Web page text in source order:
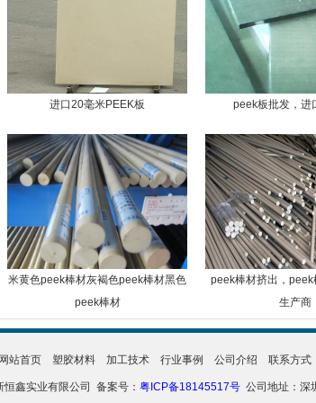
进口20毫米PEEK板 peek板批发，进
米黄色peek棒材灰褐色peek棒材黑色
peek棒材
peek棒材挤出，
生产商
网站首页 塑胶材料 加工技术 行业事例 公司介绍 联系方式
鑫实业有限公司 备案号： 粤ICP备18145517号公司地址：深